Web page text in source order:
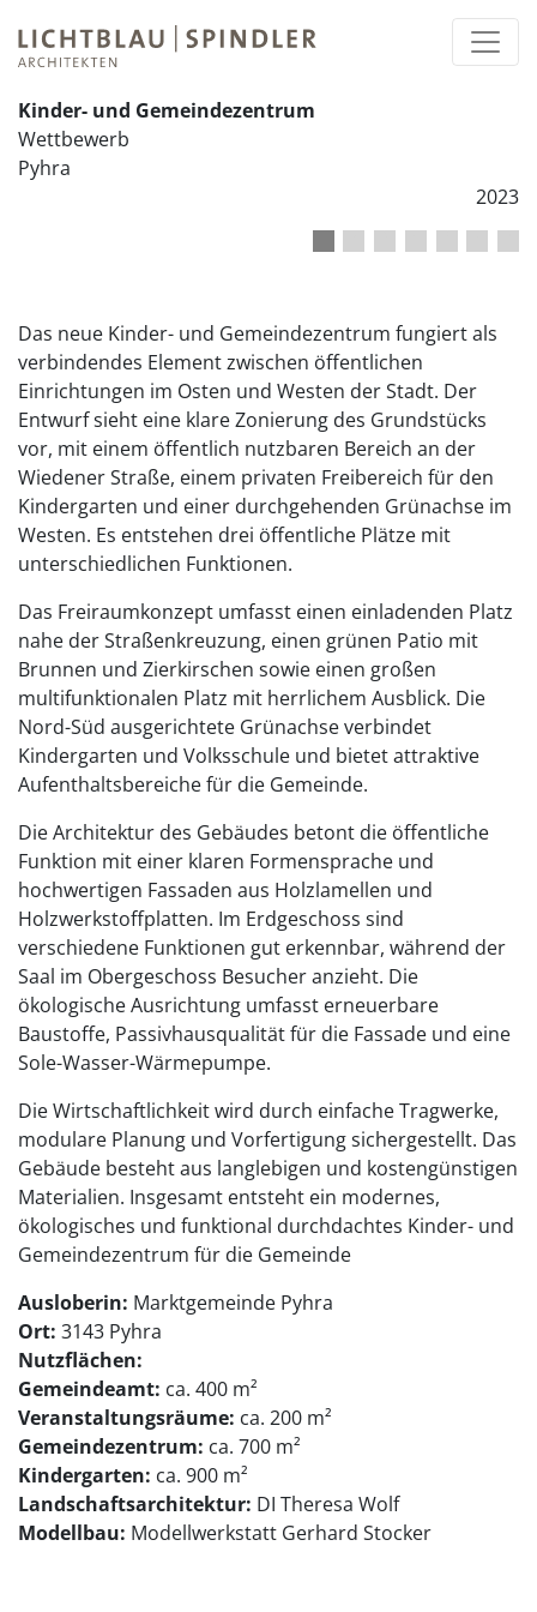
Kinder- und Gemeindezentrum
Wettbewerb
Pyhra
2023
Das neue Kinder- und Gemeindezentrum fungiert als
verbindendes Element zwischen öffentlichen
Einrichtungen im Osten und Westen der Stadt. Der
Entwurf sieht eine klare Zonierung des Grundstücks
vor, mit einem öffentlich nutzbaren Bereich an der
Wiedener Straße, einem privaten Freibereich für den
Kindergarten und einer durchgehenden Grünachse im
Westen. Es entstehen drei öffentliche Plätze mit
unterschiedlichen Funktionen.
Das Freiraumkonzept umfasst einen einladenden Platz
nahe der Straßenkreuzung, einen grünen Patio mit
Brunnen und Zierkirschen sowie einen großen
multifunktionalen Platz mit herrlichem Ausblick. Die
Nord-Süd ausgerichtete Grünachse verbindet
Kindergarten und Volksschule und bietet attraktive
Aufenthaltsbereiche für die Gemeinde.
Die Architektur des Gebäudes betont die öffentliche
Funktion mit einer klaren Formensprache und
hochwertigen Fassaden aus Holzlamellen und
Holzwerkstoffplatten. Im Erdgeschoss sind
verschiedene Funktionen gut erkennbar, während der
Saal im Obergeschoss Besucher anzieht. Die
ökologische Ausrichtung umfasst erneuerbare
Baustoffe, Passivhausqualität für die Fassade und eine
Sole-Wasser-Wärmepumpe.
Die Wirtschaftlichkeit wird durch einfache Tragwerke,
modulare Planung und Vorfertigung sichergestellt. Das
Gebäude besteht aus langlebigen und kostengünstigen
Materialien. Insgesamt entsteht ein modernes,
ökologisches und funktional durchdachtes Kinder- und
Gemeindezentrum für die Gemeinde
Ausloberin: Marktgemeinde Pyhra
Ort: 3143 Pyhra
Nutzflächen:
Gemeindeamt: ca. 400 m²
Veranstaltungsräume: ca. 200 m²
Gemeindezentrum: ca. 700 m²
Kindergarten: ca. 900 m²
Landschaftsarchitektur: DI Theresa Wolf
Modellbau: Modellwerkstatt Gerhard Stocker